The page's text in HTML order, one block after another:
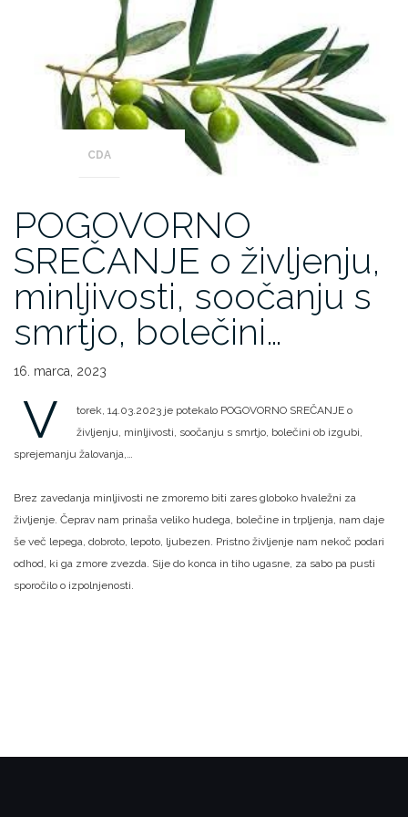
CDA
POGOVORNO
SREČANJE o življenju,
minljivosti, soočanju s
smrtjo, bolečini…
16. marca, 2023
V
torek, 14.03.2023 je potekalo POGOVORNO SREČANJE o
življenju, minljivosti, soočanju s smrtjo, bolečini ob izgubi,
sprejemanju žalovanja,…
Brez zavedanja minljivosti ne zmoremo biti zares globoko hvaležni za
življenje. Čeprav nam prinaša veliko hudega, bolečine in trpljenja, nam daje
še več lepega, dobroto, lepoto, ljubezen. Pristno življenje nam nekoč podari
odhod, ki ga zmore zvezda. Sije do konca in tiho ugasne, za sabo pa pusti
sporočilo o izpolnjenosti.